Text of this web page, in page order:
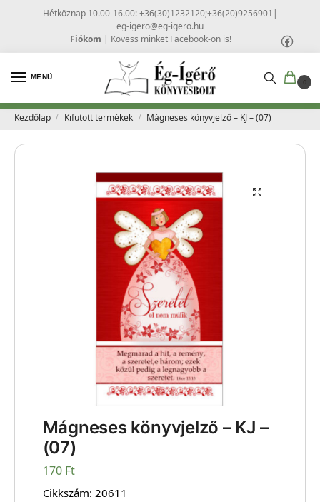
Hétköznap 10.00-16.00: +36(30)1232120;+36(20)9256901 |
eg-igero@eg-igero.hu
Fiókom | Kövess minket Facebook-on is!
MENÜ
0
Kezdőlap / Kifutott termékek / Mágneses könyvjelző – KJ – (07)
Mágneses könyvjelző – KJ –
(07)
170 Ft
Cikkszám: 20611